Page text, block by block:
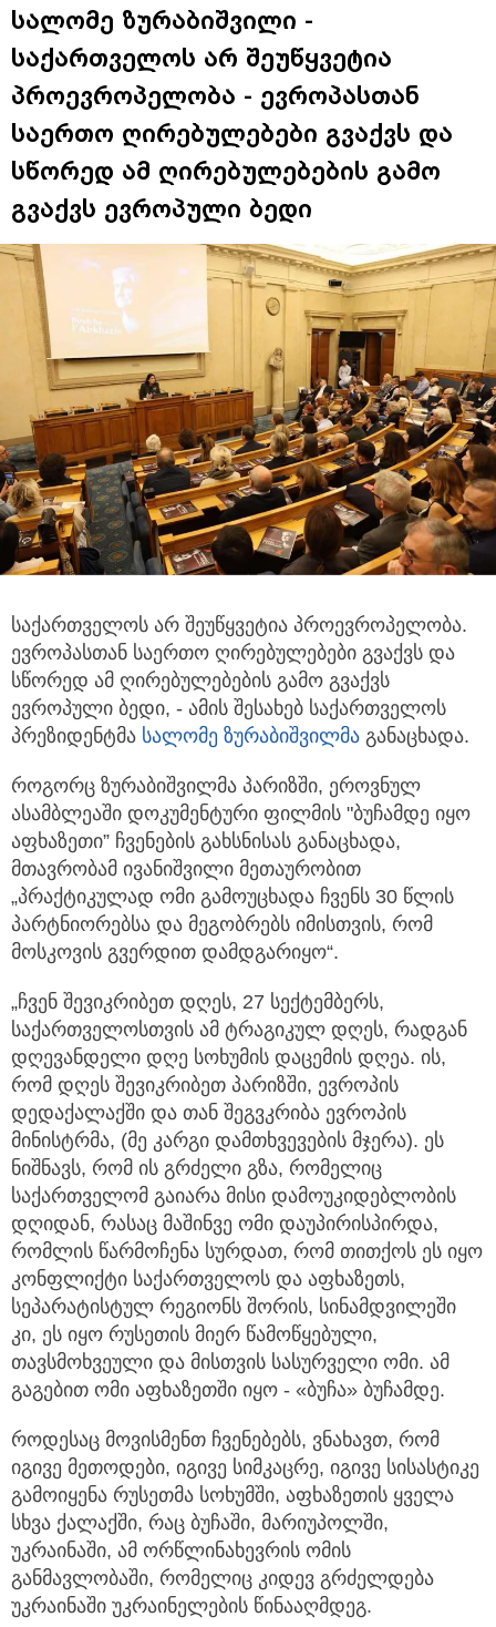
სალომე ზურაბიშვილი -
საქართველოს არ შეუწყვეტია
პროევროპელობა - ევროპასთან
საერთო ღირებულებები გვაქვს და
სწორედ ამ ღირებულებების გამო
გვაქვს ევროპული ბედი
საქართველოს არ შეუწყვეტია პროევროპელობა.
ევროპასთან საერთო ღირებულებები გვაქვს და
სწორედ ამ ღირებულებების გამო გვაქვს
ევროპული ბედი, - ამის შესახებ საქართველოს
პრეზიდენტმა სალომე ზურაბიშვილმა განაცხადა.
როგორც ზურაბიშვილმა პარიზში, ეროვნულ
ასამბლეაში დოკუმენტური ფილმის "ბუჩამდე იყო
აფხაზეთი” ჩვენების გახსნისას განაცხადა,
მთავრობამ ივანიშვილი მეთაურობით
„პრაქტიკულად ომი გამოუცხადა ჩვენს 30 წლის
პარტნიორებსა და მეგობრებს იმისთვის, რომ
მოსკოვის გვერდით დამდგარიყო“.
„ჩვენ შევიკრიბეთ დღეს, 27 სექტემბერს,
საქართველოსთვის ამ ტრაგიკულ დღეს, რადგან
დღევანდელი დღე სოხუმის დაცემის დღეა. ის,
რომ დღეს შევიკრიბეთ პარიზში, ევროპის
დედაქალაქში და თან შეგვკრიბა ევროპის
მინისტრმა, (მე კარგი დამთხვევების მჯერა). ეს
ნიშნავს, რომ ის გრძელი გზა, რომელიც
საქართველომ გაიარა მისი დამოუკიდებლობის
დღიდან, რასაც მაშინვე ომი დაუპირისპირდა,
რომლის წარმოჩენა სურდათ, რომ თითქოს ეს იყო
კონფლიქტი საქართველოს და აფხაზეთს,
სეპარატისტულ რეგიონს შორის, სინამდვილეში
კი, ეს იყო რუსეთის მიერ წამოწყებული,
თავსმოხვეული და მისთვის სასურველი ომი. ამ
გაგებით ომი აფხაზეთში იყო - «ბუჩა» ბუჩამდე.
როდესაც მოვისმენთ ჩვენებებს, ვნახავთ, რომ
იგივე მეთოდები, იგივე სიმკაცრე, იგივე სისასტიკე
გამოიყენა რუსეთმა სოხუმში, აფხაზეთის ყველა
სხვა ქალაქში, რაც ბუჩაში, მარიუპოლში,
უკრაინაში, ამ ორწლინახევრის ომის
განმავლობაში, რომელიც კიდევ გრძელდება
უკრაინაში უკრაინელების წინააღმდეგ.